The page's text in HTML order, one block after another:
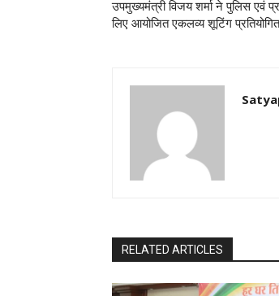
उपमुख्यमंत्री विजय शर्मा ने पुलिस एवं
लिए आयोजित एकलव्य शूटिंग
RELATED ARTICLES